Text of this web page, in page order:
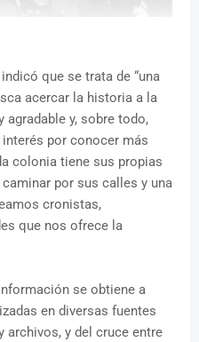
que se trata de “una
acercar la historia a la
agradable y, sobre todo,
por conocer más
colonia tiene sus propias
por sus calles y una
cronistas,
que nos ofrece la
se obtiene a
en diversas fuentes
y del cruce entre